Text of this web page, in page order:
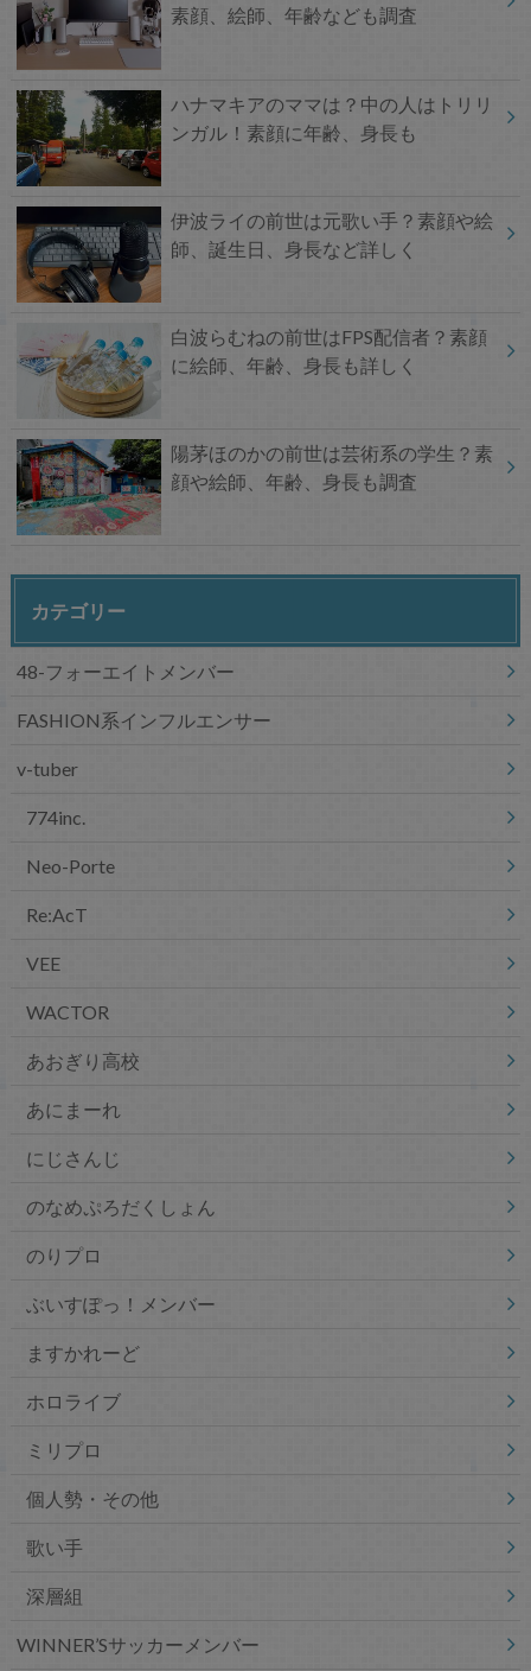
素顔、絵師、年齢なども調査
ハナマキアのママは？中の人はトリリ
ンガル！素顔に年齢、身長も
伊波ライの前世は元歌い手？素顔や絵
師、誕生日、身長など詳しく
白波らむねの前世はFPS配信者？素顔
に絵師、年齢、身長も詳しく
陽茅ほのかの前世は芸術系の学生？素
顔や絵師、年齢、身長も調査
カテゴリー
48-フォーエイトメンバー
FASHION系インフルエンサー
v-tuber
774inc.
Neo-Porte
Re:AcT
VEE
WACTOR
あおぎり高校
あにまーれ
にじさんじ
のなめぷろだくしょん
のりプロ
ぶいすぽっ！メンバー
ますかれーど
ホロライブ
ミリプロ
個人勢・その他
歌い手
深層組
WINNER’Sサッカーメンバー